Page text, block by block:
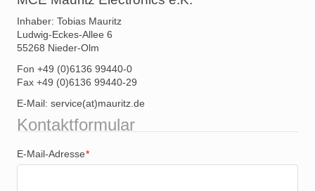
Inhaber: Tobias Mauritz
Ludwig-Eckes-Allee 6
55268 Nieder-Olm
Fon +49 (0)6136 99440-0
Fax +49 (0)6136 99440-29
E-Mail: service(at)mauritz.de
Kontaktformular
E-Mail-Adresse*